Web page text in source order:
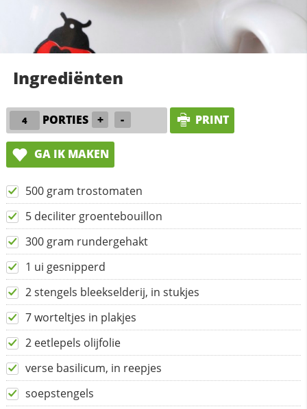
Ingrediënten
PORTIES + - PRINT
GA IK MAKEN
500 gram trostomaten
5 deciliter groentebouillon
300 gram rundergehakt
1 ui gesnipperd
2 stengels bleekselderij, in stukjes
7 worteltjes in plakjes
2 eetlepels olijfolie
verse basilicum, in reepjes
soepstengels